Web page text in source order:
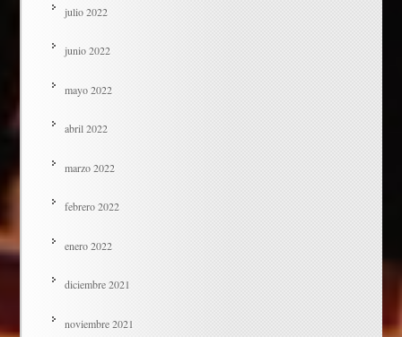
julio 2022
junio 2022
mayo 2022
abril 2022
marzo 2022
febrero 2022
enero 2022
diciembre 2021
noviembre 2021